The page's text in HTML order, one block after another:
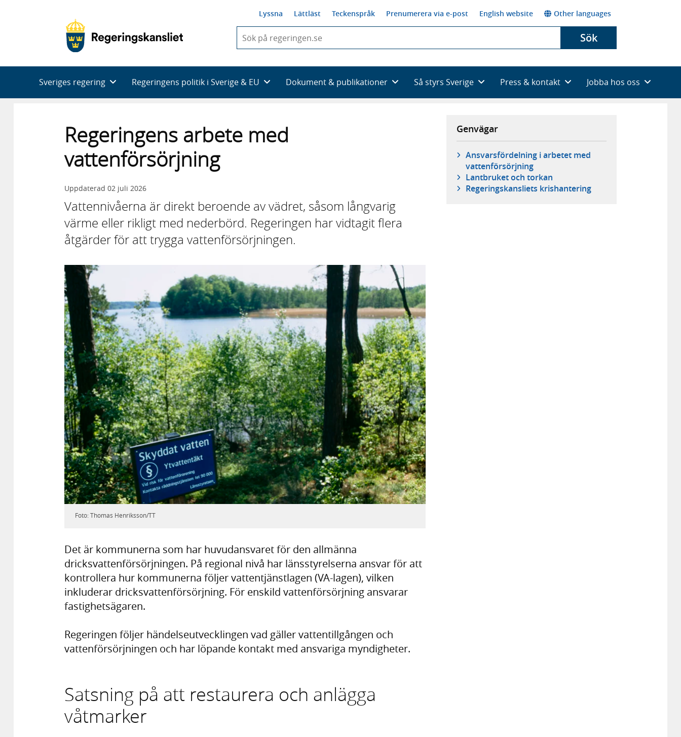
Lyssna Lättläst Teckenspråk Prenumerera via e-post English website Other languages
du
skriva
framträder
en
sökförslag
Sök
Sveriges regering Regeringens politik i Sverige & EU Dokument & publikationer Så styrs Sverige Press & kontakt Jobba hos oss
Regeringens arbete med
vattenförsörjning
Uppdaterad 02 juli 2026
Vattennivåerna är direkt beroende av vädret, såsom långvarig
värme eller rikligt med nederbörd. Regeringen har vidtagit flera
åtgärder för att trygga vattenförsörjningen.
Foto: Thomas Henriksson/TT
Det är kommunerna som har huvudansvaret för den allmänna
dricksvattenförsörjningen. På regional nivå har länsstyrelserna ansvar för att
kontrollera hur kommunerna följer vattentjänstlagen (VA-lagen), vilken
inkluderar dricksvattenförsörjning. För enskild vattenförsörjning ansvarar
fastighetsägaren.
Regeringen följer händelseutvecklingen vad gäller vattentillgången och
vattenförsörjningen och har löpande kontakt med ansvariga myndigheter.
Satsning på att restaurera och anlägga
våtmarker
Genvägar
Ansvarsfördelning i arbetet med
vattenförsörjning
Lantbruket och torkan
Regeringskansliets krishantering